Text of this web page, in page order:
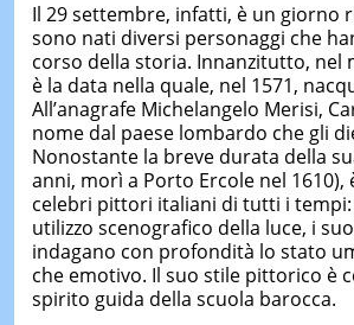
Il 29 settembre, infatti, è un giorno
sono nati diversi personaggi che
corso della storia. Innanzitutto, nel
è la data nella quale, nel 1571,
All’anagrafe Michelangelo Merisi,
nome dal paese lombardo che gli
Nonostante la breve durata della
anni, morì a Porto Ercole nel 1610),
celebri pittori italiani di tutti i
utilizzo scenografico della luce, i
indagano con profondità lo stato
che emotivo. Il suo stile pittorico è
spirito guida della scuola barocca.